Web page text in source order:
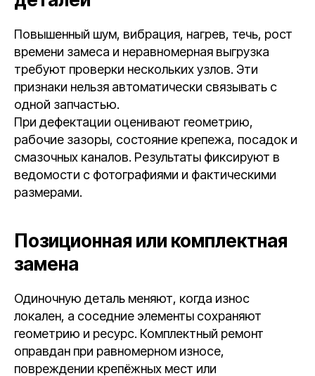
Повышенный шум, вибрация, нагрев, течь, рост
времени замеса и неравномерная выгрузка
требуют проверки нескольких узлов. Эти
признаки нельзя автоматически связывать с
одной запчастью.
При дефектации оценивают геометрию,
рабочие зазоры, состояние крепежа, посадок и
смазочных каналов. Результаты фиксируют в
ведомости с фотографиями и фактическими
размерами.
Позиционная или комплектная
замена
Одиночную деталь меняют, когда износ
локален, а соседние элементы сохраняют
геометрию и ресурс. Комплектный ремонт
оправдан при равномерном износе,
повреждении крепёжных мест или